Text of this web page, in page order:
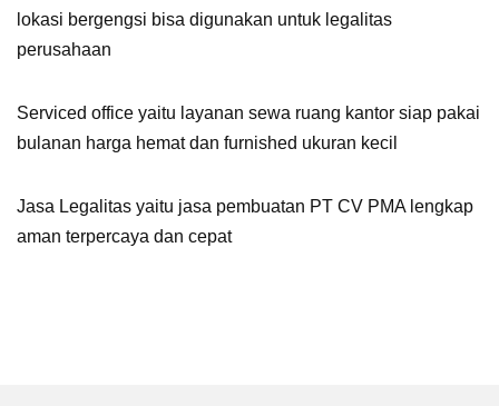
lokasi bergengsi bisa digunakan untuk legalitas
perusahaan
Serviced office yaitu layanan sewa ruang kantor siap pakai
bulanan harga hemat dan furnished ukuran kecil
Jasa Legalitas yaitu jasa pembuatan PT CV PMA lengkap
aman terpercaya dan cepat